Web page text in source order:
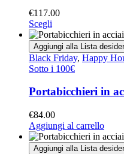
€117.00
Scegli
Aggiungi alla Lista
Black Friday, Happy
Sotto i 100€
Portabicchieri in
€84.00
Aggiungi al carrello
Aggiungi alla Lista